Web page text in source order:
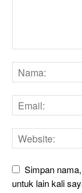
Simpan
untuk lain kali